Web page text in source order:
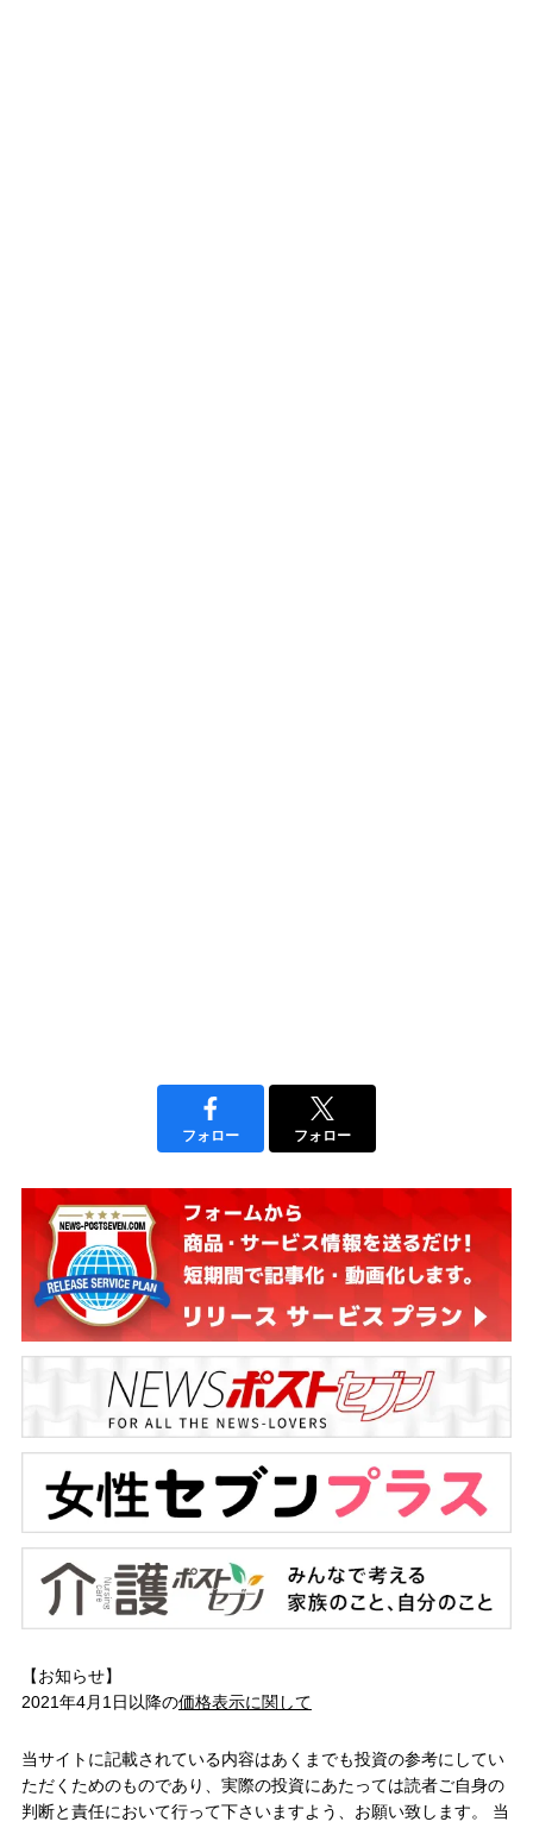
フォロー フォロー
【お知らせ】
2021年4月1日以降の価格表示に関して
当サイトに記載されている内容はあくまでも投資の参考にしてい
ただくためのものであり、実際の投資にあたっては読者ご自身の
判断と責任において行って下さいますよう、お願い致します。 当